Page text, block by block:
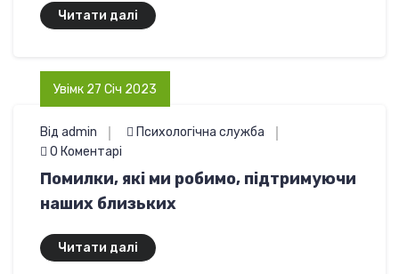
Читати далі
Увімк 27 Січ 2023
Від admin
Психологічна служба
0 Коментарі
Помилки, які ми робимо, підтримуючи
наших близьких
Читати далі